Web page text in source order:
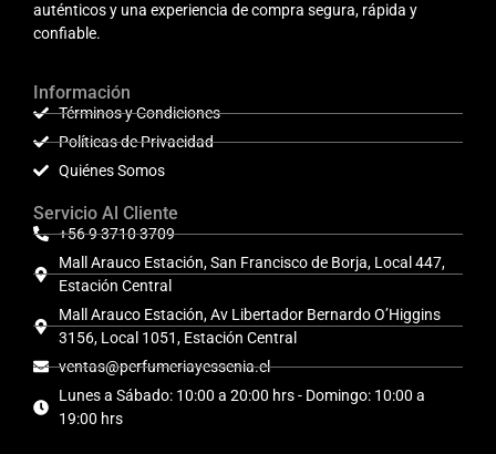
auténticos y una experiencia de compra segura, rápida y
confiable.
Información
Términos y Condiciones
Políticas de Privacidad
Quiénes Somos
Servicio Al Cliente
+56 9 3710 3709
Mall Arauco Estación, San Francisco de Borja, Local 447,
Estación Central
Mall Arauco Estación, Av Libertador Bernardo O’Higgins
3156, Local 1051, Estación Central
ventas@perfumeriayessenia.cl
Lunes a Sábado: 10:00 a 20:00 hrs - Domingo: 10:00 a
19:00 hrs